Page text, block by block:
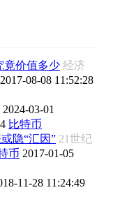
竟价值多少 经济
2017-08-08 11:52:28
2024-03-01
比特币
隐“汇因” 21世纪
币 2017-01-05
11-28 11:24:49